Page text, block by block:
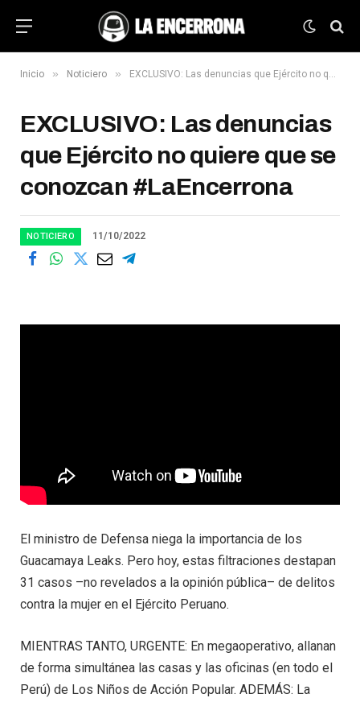
Inicio » Noticiero » EXCLUSIVO: Las denuncias que Ejército no quiere que se conozcan #LaEncerrona
EXCLUSIVO: Las denuncias
que Ejército no quiere que se
conozcan #LaEncerrona
NOTICIERO 11/10/2022
El ministro de Defensa niega la importancia de los
Guacamaya Leaks. Pero hoy, estas filtraciones destapan
31 casos –no revelados a la opinión pública– de delitos
contra la mujer en el Ejército Peruano.
MIENTRAS TANTO, URGENTE: En megaoperativo, allanan
de forma simultánea las casas y las oficinas (en todo el
Perú) de Los Niños de Acción Popular. ADEMÁS: La